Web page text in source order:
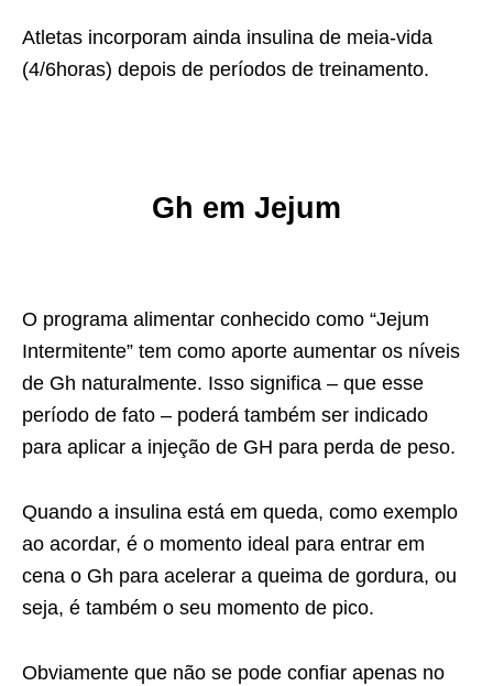
Atletas incorporam ainda insulina de meia-vida
(4/6horas) depois de períodos de treinamento.
G h em Jejum
O programa alimentar conhecido como “Jejum
Intermitente” tem como aporte aumentar os níveis
de Gh naturalmente. Isso significa – que esse
período de fato – poderá também ser indicado
para aplicar a injeção de GH para perda de peso.
Quando a insulina está em queda, como exemplo
ao acordar, é o momento ideal para entrar em
cena o Gh para acelerar a queima de gordura, ou
seja, é também o seu momento de pico.
Obviamente que não se pode confiar apenas no